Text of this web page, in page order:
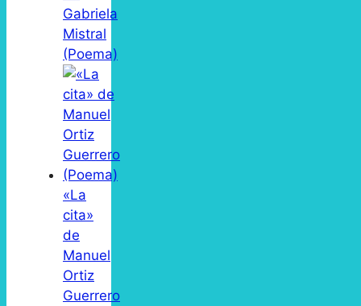
Gabriela
Mistral
(Poema)
«La
cita»
de
Manuel
Ortiz
Guerrero